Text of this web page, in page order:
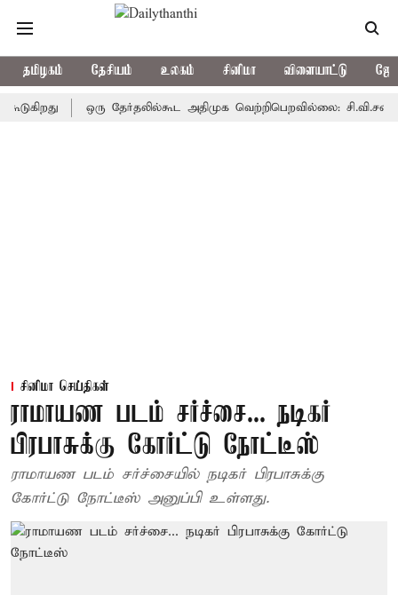
தமிழகம் தேசியம் உலகம் சினிமா விளையாட்டு
ஒரு தேர்தலில்கூட அதிமுக வெற்றிபெறவில்லை: சி.வி.சண்முகம்
சினிமா செய்திகள்
ராமாயண படம் சர்ச்சை... நடிகர்
பிரபாசுக்கு கோர்ட்டு நோட்டீஸ்
ராமாயண படம் சர்ச்சையில் நடிகர் பிரபாசுக்கு
கோர்ட்டு நோட்டீஸ் அனுப்பி உள்ளது.